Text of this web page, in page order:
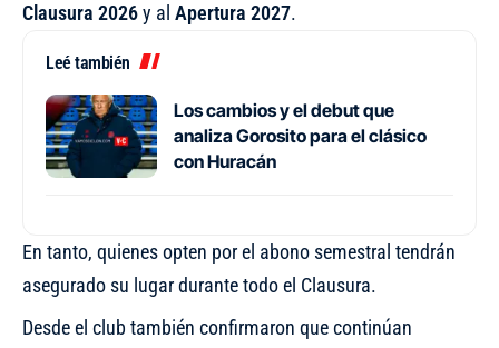
Clausura 2026y al Apertura 2027.
Leé también
Los cambios y el debut que
analiza Gorosito para el clásico
con Huracán
En tanto, quienes opten por el abono semestral tendrán
asegurado su lugar durante todo el Clausura.
Desde el club también confirmaron que continúan